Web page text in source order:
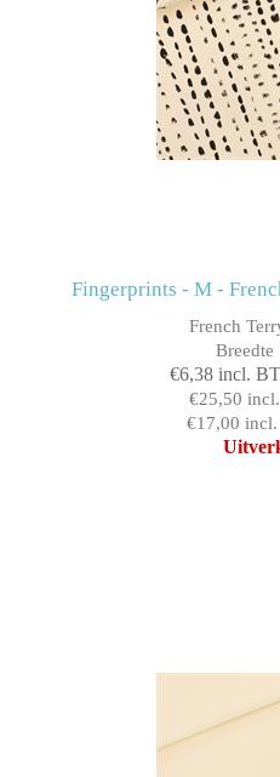
Fingerprints - M -
French
Breedte
€6,38 incl.
€25,50
€17,00 incl.